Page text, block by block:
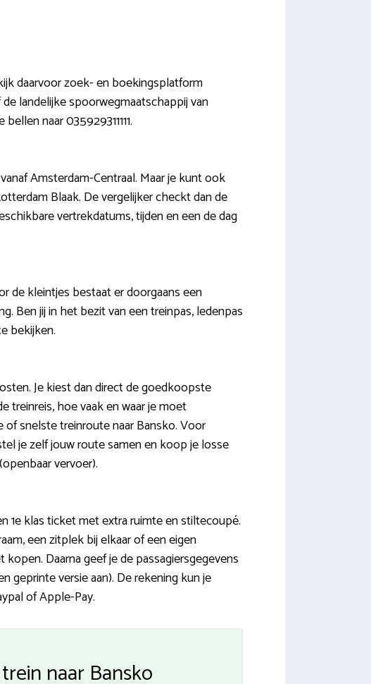
daarvoor zoek- en boekingsplatform
landelijke spoorwegmaatschappij van
naar 035929311111.
Amsterdam-Centraal. Maar je kunt ook
Blaak. De vergelijker checkt dan de
vertrekdatums, tijden en een de dag
de kleintjes bestaat er doorgaans een
Ben jij in het bezit van een treinpas, ledenpas
bekijken.
Je kiest dan direct de goedkoopste
treinreis, hoe vaak en waar je moet
snelste treinroute naar Bansko. Voor
je zelf jouw route samen en koop je losse
vervoer).
1e klas ticket met extra ruimte en stiltecoupé.
een zitplek bij elkaar of een eigen
Daarna geef je de passagiersgegevens
geprinte versie aan). De rekening kun je
of Apple-Pay.
naar Bansko